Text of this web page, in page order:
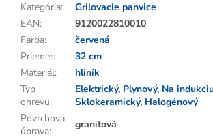
Kategória:
Grilovacie panvice
EAN:
9120022810010
Farba:
červená
Priemer:
32 cm
Materiál:
hliník
Typ
ohrevu:
Elektrický, Plynový, Na
Sklokeramický, Halogénový
Povrchová
úprava:
granitová